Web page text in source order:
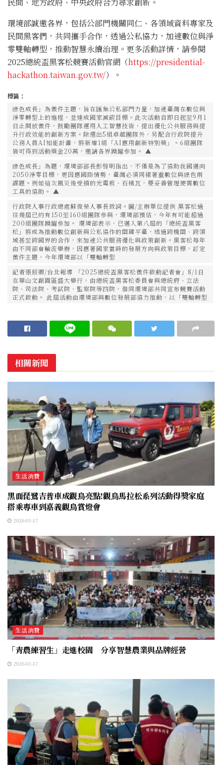
民間、地方政府、中央政府合力尋求創新。
環境部誠邀各界，包括公部門機關同仁、各領域資料專家及
民間黑客們，共同攜手合作，透過公私協力，加速數位與淨
零雙軸轉型，推動智慧永續治理。更多活動詳情，請參閱
2025總統盃黑客松競賽活動官網（https://presidential-
hackathon.taiwan.gov.tw/）。
標籤：
綠色成長」為徵件主題，旨在匯集公私部門力量，加速臺灣在數位與
淨零轉型上的進程，並達成國家減碳目標。此次活動自即日起至9月1
日止開放徵件，鼓勵團隊運用人工智慧技術，提出優化公共服務與提
升行政效能的創新方案。除選出5組卓越團隊外，另配合行政院提升
公務人員AI知能計畫，將新增1組「AI應用創新特別獎」。6組團隊
皆可得到活動獎金20萬，邀請各界踴躍參加。 ▲
綠色成長」為題，環境部部長彭啓明指出，不僅是為了協助我國邁向
2050淨零目標，更因應國際情勢，臺灣必須同樣著重數位與綠色兩
課題。例如這次風災後受損的光電板、石棉瓦，要妥善管理便需數位
工具的協助。 ▲
行政院人事行政總處蘇俊榮人事長致詞。圖/主辦單位提供 黑客松過
往幾屆已約有150至160組團隊參與，環境部預估，今年有可能超過
200組團隊踴躍參加。 環境部表示，已邁入第八屆的「總統盃黑客
松」將成為推動數位創新與公私協作的關鍵平臺，透過跨機關、跨領
域甚至跨國界的合作，來加速公共服務優化與政策創新。黑客松每年
由不同部會輪流舉辦，因應著國家當時的發展方向與政策目標，訂定
徵件主題，今年環境部以「雙軸轉型
記者張辰卿/台北報導 「2025總統盃黑客松徵件啟動記者會」8/1日
在華山文創園區盛大舉行，由總統盃黑客松委員會與總統府、立法
院、司法院、考試院、監察院等四院，偕同環境部共同宣布競賽活動
正式啟動。 此屆活動由環境部與數位發展部協力推動，以「雙軸轉型
相關新聞
生活消費
黑面琵鷺吉普車成觀鳥亮點!觀鳥馬拉松系列活動得獎家庭
搭乘專車到嘉義觀鳥賞燈會
2026-03-17
生活消費
「青農練習生」走進校園 分享智慧農業與品牌經營
2026-03-17